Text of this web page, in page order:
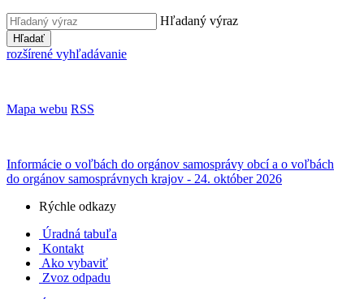
Hľadaný výraz
Hľadať
rozšírené vyhľadávanie
Mapa webu RSS
Informácie o voľbách do orgánov samosprávy obcí a o voľbách
do orgánov samosprávnych krajov - 24. október 2026
Rýchle odkazy
Úradná tabuľa
Kontakt
Ako vybaviť
Zvoz odpadu